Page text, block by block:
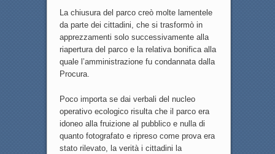
La chiusura del parco creò molte lamentele
da parte dei cittadini, che si trasformò in
apprezzamenti solo successivamente alla
riapertura del parco e la relativa bonifica alla
quale l’amministrazione fu condannata dalla
Procura.
Poco importa se dai verbali del nucleo
operativo ecologico risulta che il parco era
idoneo alla fruizione al pubblico e nulla di
quanto fotografato e ripreso come prova era
stato rilevato, la verità i cittadini la